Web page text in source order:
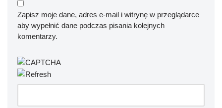
Zapisz moje dane, adres e-mail i witrynę w przeglądarce
aby wypełnić dane podczas pisania kolejnych
komentarzy.